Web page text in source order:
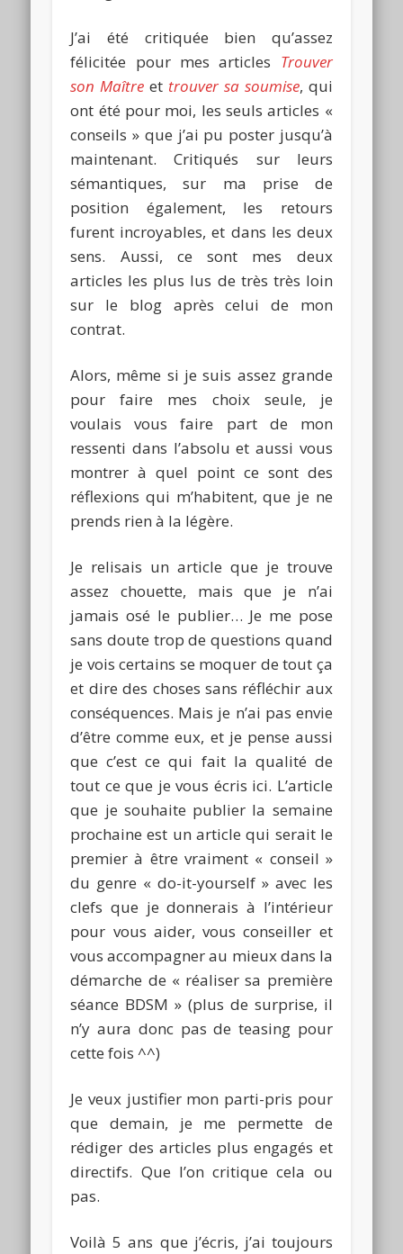
J’ai été critiquée bien qu’assez
félicitée pour mes articles Trouver
son Maître et trouver sa soumise, qui
ont été pour moi, les seuls articles «
conseils » que j’ai pu poster jusqu’à
maintenant. Critiqués sur leurs
sémantiques, sur ma prise de
position également, les retours
furent incroyables, et dans les deux
sens. Aussi, ce sont mes deux
articles les plus lus de très très loin
sur le blog après celui de mon
contrat.
Alors, même si je suis assez grande
pour faire mes choix seule, je
voulais vous faire part de mon
ressenti dans l’absolu et aussi vous
montrer à quel point ce sont des
réflexions qui m’habitent, que je ne
prends rien à la légère.
Je relisais un article que je trouve
assez chouette, mais que je n’ai
jamais osé le publier… Je me pose
sans doute trop de questions quand
je vois certains se moquer de tout ça
et dire des choses sans réfléchir aux
conséquences. Mais je n’ai pas envie
d’être comme eux, et je pense aussi
que c’est ce qui fait la qualité de
tout ce que je vous écris ici. L’article
que je souhaite publier la semaine
prochaine est un article qui serait le
premier à être vraiment « conseil »
du genre « do-it-yourself » avec les
clefs que je donnerais à l’intérieur
pour vous aider, vous conseiller et
vous accompagner au mieux dans la
démarche de « réaliser sa première
séance BDSM » (plus de surprise, il
n’y aura donc pas de teasing pour
cette fois ^^)
Je veux justifier mon parti-pris pour
que demain, je me permette de
rédiger des articles plus engagés et
directifs. Que l’on critique cela ou
pas.
Voilà 5 ans que j’écris, j’ai toujours